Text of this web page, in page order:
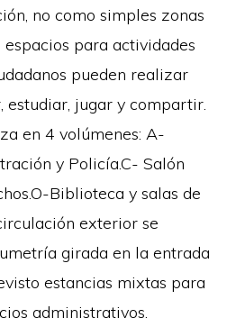
no como simples zonas
espacios para actividades
pueden realizar
estudiar, jugar y compartir.
en 4 volúmenes: A-
y Policía.C- Salón
Biblioteca y salas de
exterior se
girada en la entrada
estancias mixtas para
administrativos,